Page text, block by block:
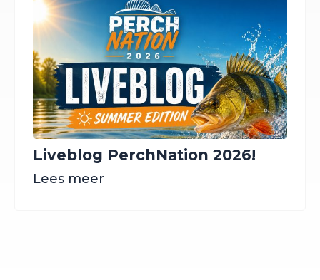
Liveblog PerchNation 2026!
Lees meer